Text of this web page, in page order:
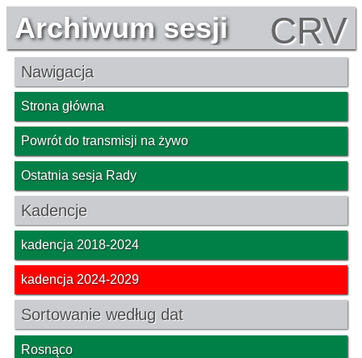
Archiwum sesji CRV
Nawigacja
Strona główna
Powrót do transmisji na żywo
Ostatnia sesja Rady
Kadencje
kadencja 2018-2024
kadencja 2024-2029
Sortowanie według dat
Rosnąco